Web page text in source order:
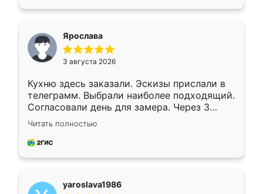
Ярослава
3 августа 2026
Кухню здесь заказали. Эскизы прислали в
телеграмм. Выбрали наиболее подходящий.
Согласовали день для замера. Через 3
недели кухня была уже готова. Остались
довольны работой. Спасибо Ренессанс
мебель за качественную работу!
Читать полностью
yaroslava1986